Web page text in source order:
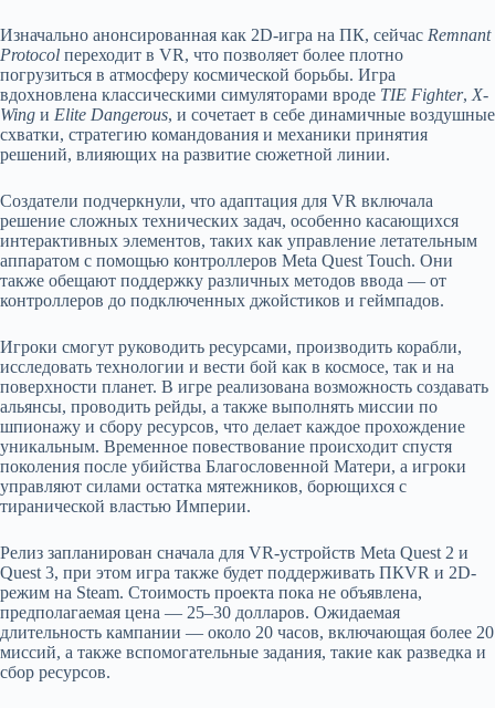
Изначально анонсированная как 2D-игра на ПК, сейчас Remnant
Protocol переходит в VR, что позволяет более плотно
погрузиться в атмосферу космической борьбы. Игра
вдохновлена классическими симуляторами вроде TIE Fighter, X-
Wing и Elite Dangerous, и сочетает в себе динамичные воздушные
схватки, стратегию командования и механики принятия
решений, влияющих на развитие сюжетной линии.
Создатели подчеркнули, что адаптация для VR включала
решение сложных технических задач, особенно касающихся
интерактивных элементов, таких как управление летательным
аппаратом с помощью контроллеров Meta Quest Touch. Они
также обещают поддержку различных методов ввода — от
контроллеров до подключенных джойстиков и геймпадов.
Игроки смогут руководить ресурсами, производить корабли,
исследовать технологии и вести бой как в космосе, так и на
поверхности планет. В игре реализована возможность создавать
альянсы, проводить рейды, а также выполнять миссии по
шпионажу и сбору ресурсов, что делает каждое прохождение
уникальным. Временное повествование происходит спустя
поколения после убийства Благословенной Матери, а игроки
управляют силами остатка мятежников, борющихся с
тиранической властью Империи.
Релиз запланирован сначала для VR-устройств Meta Quest 2 и
Quest 3, при этом игра также будет поддерживать ПКVR и 2D-
режим на Steam. Стоимость проекта пока не объявлена,
предполагаемая цена — 25–30 долларов. Ожидаемая
длительность кампании — около 20 часов, включающая более 20
миссий, а также вспомогательные задания, такие как разведка и
сбор ресурсов.